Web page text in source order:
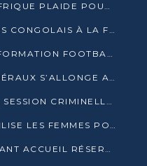
SYMPOSIUM DE L’ABCA : L’AFRIQUE PLAIDE POUR UN FINANCEMENT CLIMATIQUE ÉQUITABLE
TAEKWONDO : DEUX JUNIORS CONGOLAIS À LA FINALE D’OPEN SYRIES 2025 À ABIDJAN
KINTELÉ, FUTUR HUB DE LA FORMATION FOOTBALLISTIQUE AFRICAINE ?
LA LISTE DES HÔPITAUX GÉNÉRAUX S’ALLONGE AU CONGO
JUSTICE : OUVERTURE DE LA SESSION CRIMINELLE À BRAZZAVILLE AVEC 52 DOSSIERS AU RÔLE
L’OFC CUVETTE-OUEST MOBILISE LES FEMMES POUR ACCUEILLIR LE PRÉSIDENT DE LA RÉPUBLIQUE
VISITE DE TRAVAIL : UN VIBRANT ACCUEIL RÉSERVÉ À DENIS SASSOU-N’GUESSO PAR L’ASSOCIATION « LES AMIS DE WOMO »